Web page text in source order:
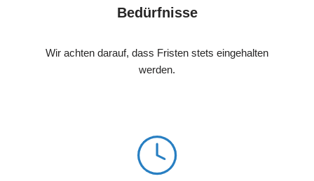
Bedürfnisse
Wir achten darauf, dass Fristen stets eingehalten
werden.